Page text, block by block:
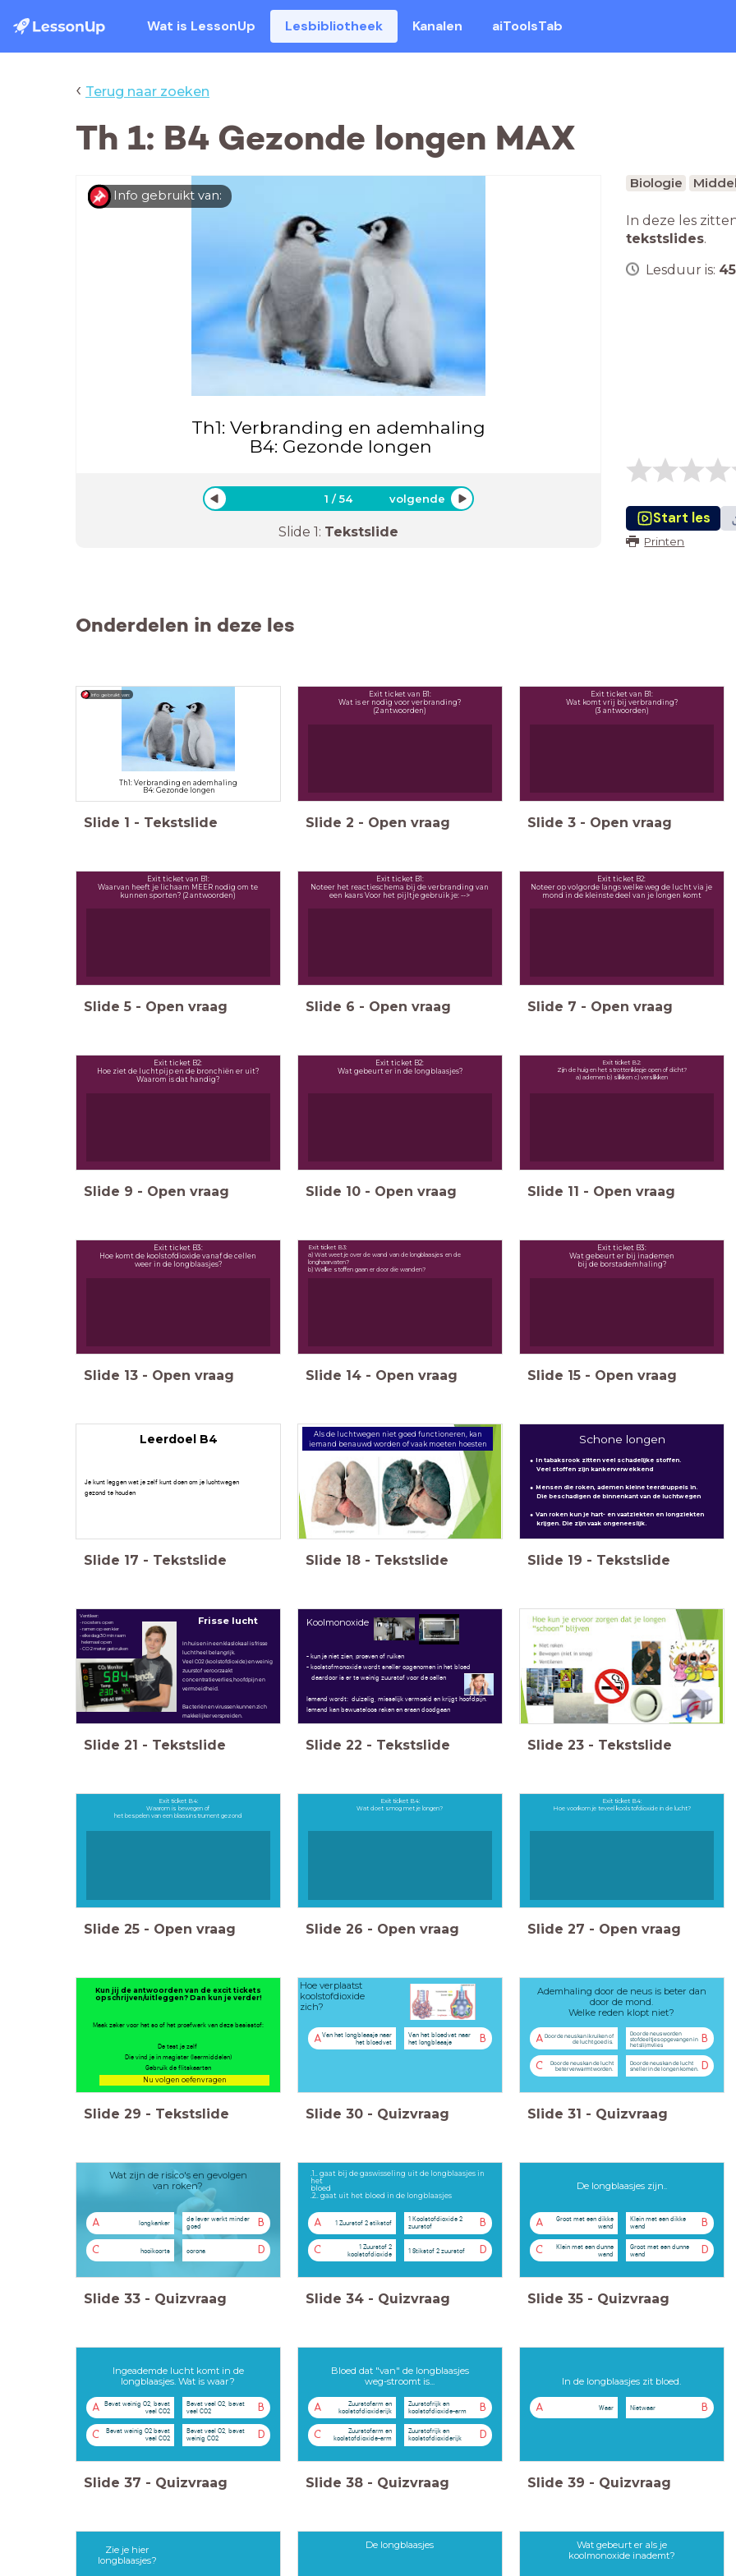
Wat is LessonUp Lesbibliotheek Kanalen aiToolsTab
‹ Terug naar zoeken
Th 1: B4 Gezonde longen MAX
Th1: Verbranding en ademhaling
B4: Gezonde longen
Info gebruikt van:
1 /54 volgende
Slide 1: Tekstslide
Biologie
In deze les
tekstslides.
Lesduur is: 45
Start les
Printen
Onderdelen in deze les
Th1: Verbranding en ademhaling
B4: Gezonde longen
Info gebruikt van:
Slide 1 - Tekstslide
Exit ticket van B1:
Wat is er nodig voor verbranding?
(2 antwoorden)
Slide 2 - Open vraag
Exit ticket van B1:
Wat komt vrij bij verbranding?
(3 antwoorden)
Slide 3 - Open vraag
Exit ticket van B1:
Waarvan heeft je lichaam MEER nodig om te
kunnen sporten? (2 antwoorden)
Slide 5 - Open vraag
Exit ticket B1:
Noteer het reactieschema bij de verbranding van
een kaars Voor het pijltje gebruik je: -->
Slide 6 - Open vraag
Exit ticket B2:
Noteer op volgorde langs welke weg de lucht via je
mond in de kleinste deel van je longen komt
Slide 7 - Open vraag
Exit ticket B2:
Hoe ziet de luchtpijp en de bronchiën er uit?
Waarom is dat handig?
Slide 9 - Open vraag
Exit ticket B2:
Wat gebeurt er in de longblaasjes?
Slide 10 - Open vraag
Exit ticket B2:
Zijn de huig en het strottenklepje open of dicht?
a) ademen b) slikken c) verslikken
Slide 11 - Open vraag
Exit ticket B3:
Hoe komt de koolstofdioxide vanaf de cellen
weer in de longblaasjes?
Slide 13 - Open vraag
Exit ticket B3:
a) Wat weet je over de wand van de longblaasjes en de
longhaarvaten?
b) Welke stoffen gaan er door die wanden?
Slide 14 - Open vraag
Exit ticket B3:
Wat gebeurt er bij inademen
bij de borstademhaling?
Slide 15 - Open vraag
Leerdoel B4
Je kunt leggen wat je zelf kunt doen om je luchtwegen
gezond te houden
Slide 17 - Tekstslide
Als de luchtwegen niet goed functioneren, kan
iemand benauwd worden of vaak moeten hoesten
Slide 18 - Tekstslide
Schone longen
In tabaksrook zitten veel schadelijke stoffen.
Veel stoffen zijn kankerverwekkend
Mensen die roken, ademen kleine teerdruppels in.
Die beschadigen de binnenkant van de luchtwegen
Van roken kun je hart- en vaatziekten en longziekten
krijgen. Die zijn vaak ongeneeslijk.
Slide 19 - Tekstslide
Frisse lucht
In huis en in een klaslokaal is frisse
lucht heel belangrijk.
Veel CO2 (koolstofdioxide) en weinig
zuurstof veroorzaakt
concentratieverlies, hoofdpijn en
vermoeidheid.
Bacteriën en virussen kunnen zich
makkelijker verspreiden.
Ventileer:
- roosters open
- ramen op een kier
- elke dag 30 min raam
helemaal open
- CO 2 meter gebruiken
Slide 21 - Tekstslide
Koolmonoxide
- kun je niet zien, proeven of ruiken
- koolstofmonoxide wordt sneller opgenomen in het bloed
daardoor is er te weinig zuurstof voor de cellen
Iemand wordt: duizelig, misselijk vermoeid en krijgt hoofdpijn.
Iemand kan bewusteloos raken en eraan doodgaan
Slide 22 - Tekstslide Slide 23 - Tekstslide
Exit ticket B4:
Waarom is bewegen of
het bespelen van een blaasinstrument gezond
Slide 25 - Open vraag
Exit ticket B4:
Wat doet smog met je longen?
Slide 26 - Open vraag
Exit ticket B4:
Hoe voorkom je teveel koolstofdioxide in de lucht?
Slide 27 - Open vraag
Kun jij de antwoorden van de excit tickets
opschrijven/uitleggen? Dan kun je verder!
Maak zeker voor het so of het proefwerk van deze basisstof:
De test je zelf
Die vind je in magister (leermiddelen)
Gebruik de flitskaarten
Nu volgen oefenvragen
Slide 29 - Tekstslide
Hoe verplaatst
koolstofdioxide
zich?
AVan het longblaasje naar
het bloedvat
B
Van het bloedvat naar
het longblaasje
Slide 30 - Quizvraag
Ademhaling door de neus is beter dan
door de mond.
Welke reden klopt niet?
A Door de neus kan ik ruiken of
de lucht goed is. B
Door de neus worden
stofdeeltjes opgevangen in
het slijmvlies
C Door de neus kan de lucht
beter verwarmt worden. D
Door de neus kan de lucht
sneller in de longen komen.
Slide 31 - Quizvraag
Wat zijn de risico's en gevolgen
van roken?
A longkanker B
de lever werkt minder
goed
C hooikoorts D
corona
Slide 33 - Quizvraag
.1.. gaat bij de gaswisseling uit de longblaasjes in
het
bloed
.2.. gaat uit het bloed in de longblaasjes
A 1 Zuurstof 2 stikstof B
1 Koolstofdioxide 2
zuurstof
C
1 Zuurstof 2
koolstofdioxide
D
1 Stikstof 2 zuurstof
Slide 34 - Quizvraag
De longblaasjes zijn..
A
Groot met een dikke
wand
B
Klein met een dikke
wand
C
Klein met een dunne
wand
D
Groot met een dunne
wand
Slide 35 - Quizvraag
Ingeademde lucht komt in de
longblaasjes. Wat is waar?
A
Bevat weinig O2, bevat
veel CO2
B
Bevat veel O2, bevat
veel CO2
C
Bevat weinig O2 bevat
veel CO2
D
Bevat veel O2, bevat
weinig CO2
Slide 37 - Quizvraag
Bloed dat "van" de longblaasjes
weg-stroomt is...
A
Zuurstofarm en
koolstofdioxiderijk
B
Zuurstofrijk en
koolstofdioxide-arm
C
Zuurstofarm en
koolstofdioxide-arm
D
Zuurstofrijk en
koolstofdioxiderijk
Slide 38 - Quizvraag
In de longblaasjes zit bloed.
A Waar B
Nietwaar
Slide 39 - Quizvraag
Zie je hier
longblaasjes?
De longblaasjes
Wat gebeurt er als je
koolmonoxide inademt?